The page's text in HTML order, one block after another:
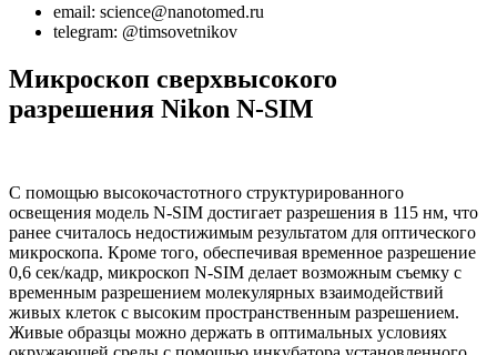
email: science@nanotomed.ru
telegram: @timsovetnikov
Микроскоп сверхвысокого
разрешения Nikon N-SIM
С помощью высокочастотного структурированного
освещения модель N-SIM достигает разрешения в 115 нм, что
ранее считалось недостижимым результатом для оптического
микроскопа. Кроме того, обеспечивая временное разрешение
0,6 сек/кадр, микроскоп N-SIM делает возможным съемку с
временным разрешением молекулярных взаимодействий
живых клеток с высоким пространственным разрешением.
Живые образцы можно держать в оптимальных условиях